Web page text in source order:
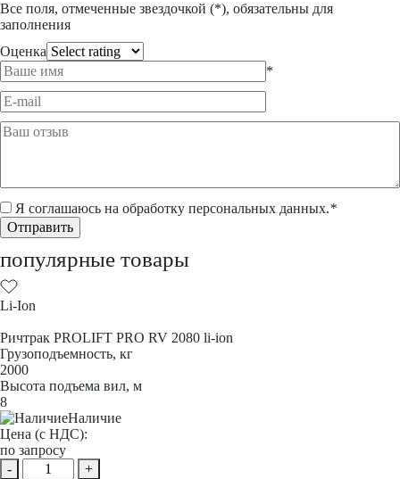
Все поля, отмеченные звездочкой (*), обязательны для
заполнения
Оценка
*
Я соглашаюсь на обработку персональных данных.*
популярные товары
Li-Ion
Ричтрак PROLIFT PRO RV 2080 li-ion
Грузоподъемность, кг
2000
Высота подъема вил, м
8
Наличие
Цена (с НДС):
по запросу
-
+